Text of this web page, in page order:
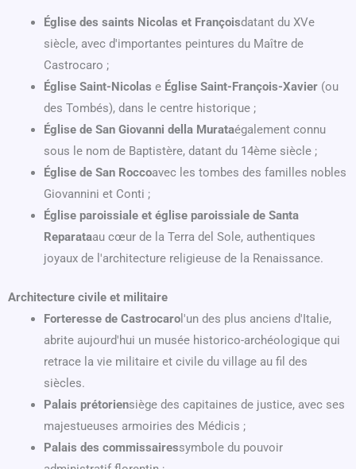
Église des saints Nicolas et Françoisdatant du XVe
siècle, avec d'importantes peintures du Maître de
Castrocaro ;
Église Saint-Nicolas e Église Saint-François-Xavier (ou
des Tombés), dans le centre historique ;
Église de San Giovanni della Murataégalement connu
sous le nom de Baptistère, datant du 14ème siècle ;
Église de San Roccoavec les tombes des familles nobles
Giovannini et Conti ;
Église paroissiale et église paroissiale de Santa
Reparataau cœur de la Terra del Sole, authentiques
joyaux de l'architecture religieuse de la Renaissance.
Architecture civile et militaire
Forteresse de Castrocaro l'un des plus anciens d'Italie,
abrite aujourd'hui un musée historico-archéologique qui
retrace la vie militaire et civile du village au fil des
siècles.
Palais prétoriensiège des capitaines de justice, avec ses
majestueuses armoiries des Médicis ;
Palais des commissairessymbole du pouvoir